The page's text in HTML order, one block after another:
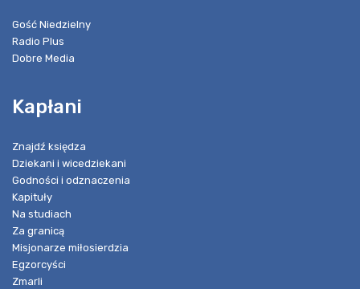
Gość Niedzielny
Radio Plus
Dobre Media
Kapłani
Znajdź księdza
Dziekani i wicedziekani
Godności i odznaczenia
Kapituły
Na studiach
Za granicą
Misjonarze miłosierdzia
Egzorcyści
Zmarli